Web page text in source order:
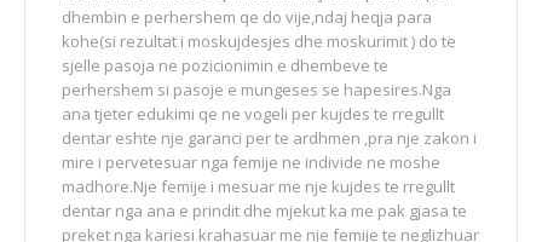
dhembin e perhershem qe do vije,ndaj heqja para
kohe(si rezultat i moskujdesjes dhe moskurimit ) do te
sjelle pasoja ne pozicionimin e dhembeve te
perhershem si pasoje e mungeses se hapesires.Nga
ana tjeter edukimi qe ne vogeli per kujdes te rregullt
dentar eshte nje garanci per te ardhmen ,pra nje zakon i
mire i pervetesuar nga femije ne individe ne moshe
madhore.Nje femije i mesuar me nje kujdes te rregullt
dentar nga ana e prindit dhe mjekut ka me pak gjasa te
preket nga kariesi krahasuar me nje femije te neglizhuar